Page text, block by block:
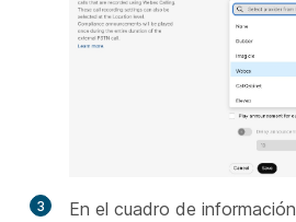
3 En el cuadro de información